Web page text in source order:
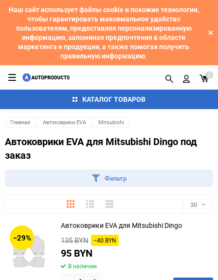
Наш сайт использует файлы cookie и похожие технологии,
чтобы гарантировать максимальное удобство
пользователям, предоставляя персонализированную
информацию, запоминая предпочтения в области
маркетинга и продукции, а также помогая получить
правильную информацию.
КАТАЛОГ ТОВАРОВ
0
Главная Автоковрики EVA Mitsubishi
Автоковрики EVA для Mitsubishi Dingo под
заказ
Фильтр
ПлиткаПодробноКомпактно 30
−29%
Автоковрики EVA для Mitsubishi Dingo
135 BYN −40 BYN
95 BYN
В наличии